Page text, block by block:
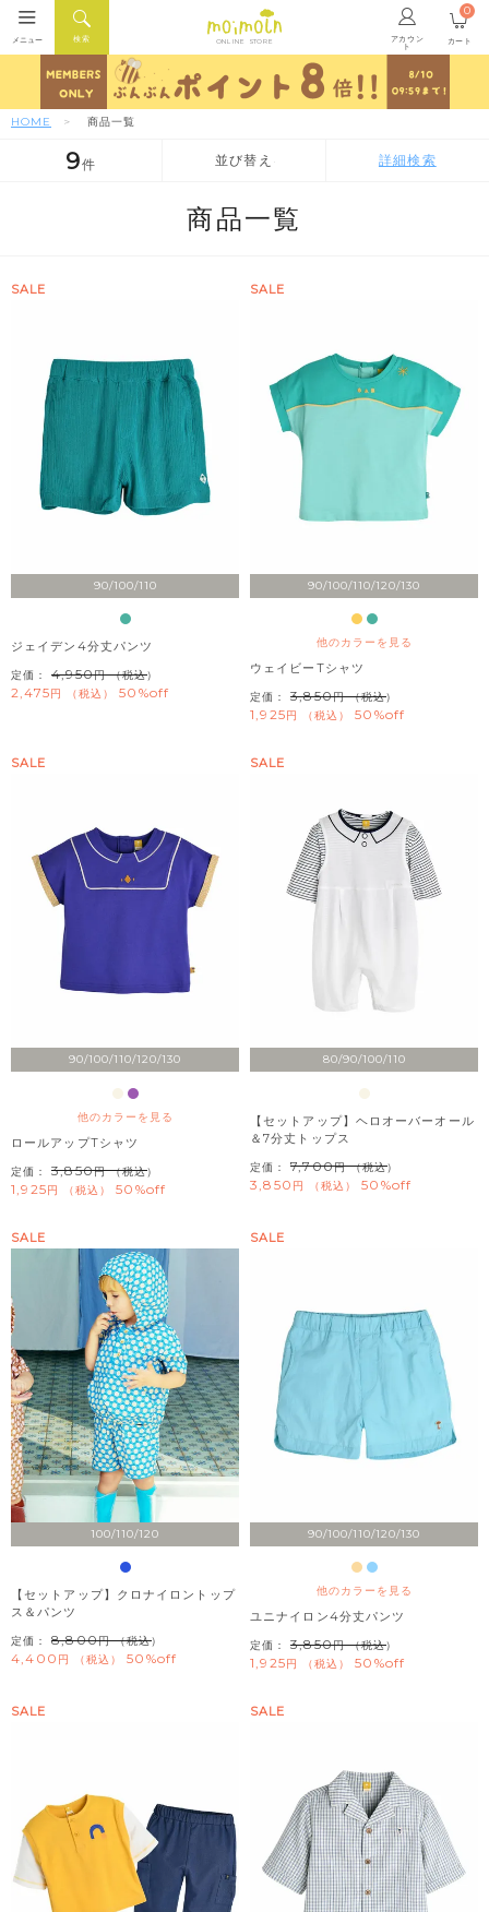
ONLINE STORE アカウン
ト
検索
メニュー カート
0
HOME 商品一覧
並び替え
新着順
価格が安い順
9件 詳細検索
商品一覧
90/100/110
SALE
ジェイデン4分丈パンツ
定価： 4,950 （税込）
2,475 税込 50%off
90/100/110/120/130
他のカラーを見る
SALE
ウェイビーTシャツ
定価： 3,850 （税込）
1,925 税込 50%off
90/100/110/120/130
他のカラーを見る
SALE
ロールアップTシャツ
定価： 3,850 （税込）
1,925 税込 50%off
80/90/100/110
SALE
【セットアップ】ヘロオーバーオール
＆7分丈トップス
定価： 7,700 （税込）
3,850 税込 50%off
100/110/120
SALE
【セットアップ】クロナイロントップ
ス＆パンツ
定価： 8,800 （税込）
4,400 税込 50%off
90/100/110/120/130
他のカラーを見る
SALE
ユニナイロン4分丈パンツ
定価： 3,850 （税込）
1,925 税込 50%off
SALE SALE